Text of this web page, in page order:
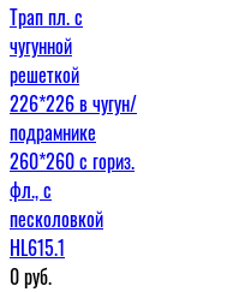
Трап пл. с
чугунной
решеткой
226*226 в чугун/
подрамнике
260*260 с гориз.
фл., с
песколовкой
HL615.1
0руб.